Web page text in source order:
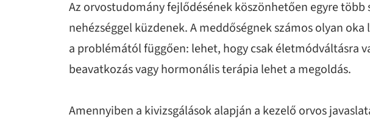
Az orvostudomány fejlődésének köszönhetően egyre
nehézséggel küzdenek. A meddőségnek számos olyan
a problémától függően: lehet, hogy csak életmódváltásra
beavatkozás vagy hormonális terápia lehet a megoldás.
Amennyiben a kivizsgálások alapján a kezelő orvos